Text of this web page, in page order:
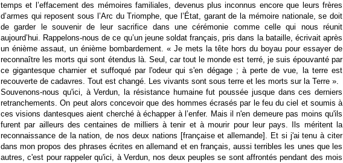
temps et l’effacement des mémoires familiales, devenus plus inconnus encore que leurs frères
d’armes qui reposent sous l’Arc du Triomphe, que l’État, garant de la mémoire nationale, se doit
de garder le souvenir de leur sacrifice dans une cérémonie comme celle qui nous réunit
aujourd’hui. Rappelons-nous de ce qu’un jeune soldat français, pris dans la bataille, écrivait après
un énième assaut, un énième bombardement. « Je mets la tête hors du boyau pour essayer de
reconnaître les morts qui sont étendus là. Seul, car tout le monde est terré, je suis épouvanté par
ce gigantesque charnier et suffoqué par l'odeur qui s'en dégage ; à perte de vue, la terre est
recouverte de cadavres. Tout est changé. Les vivants sont sous terre et les morts sur la Terre ».
Souvenons-nous qu'ici, à Verdun, la résistance humaine fut poussée jusque dans ces derniers
retranchements. On peut alors concevoir que des hommes écrasés par le feu du ciel et soumis à
ces visions dantesques aient cherché à échapper à l’enfer. Mais il n'en demeure pas moins qu'ils
furent par ailleurs des centaines de milliers à tenir et à mourir pour leur pays. Ils méritent la
reconnaissance de la nation, de nos deux nations [française et allemande]. Et si j'ai tenu à citer
dans mon propos des phrases écrites en allemand et en français, aussi terribles les unes que les
autres, c'est pour rappeler qu'ici, à Verdun, nos deux peuples se sont affrontés pendant des mois